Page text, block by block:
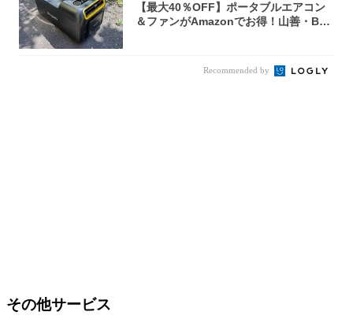
【最大40％OFF】ポータブルエアコン
＆ファンがAmazonでお得！山善・Bo
Recommended by
その他サービス